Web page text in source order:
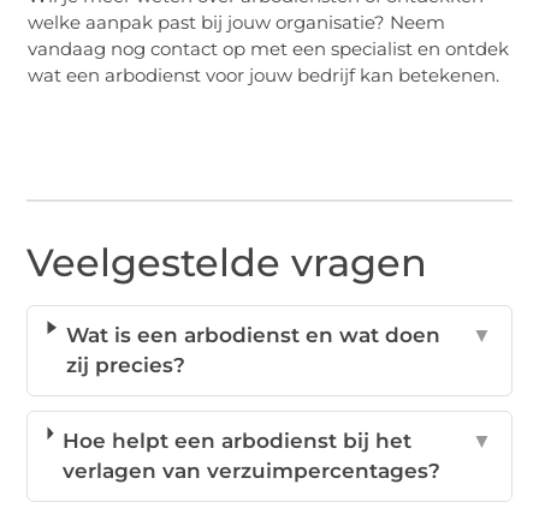
welke aanpak past bij jouw organisatie? Neem
vandaag nog contact op met een specialist en ontdek
wat een arbodienst voor jouw bedrijf kan betekenen.
Veelgestelde vragen
Wat is een arbodienst en wat doen
zij precies?
▼
Hoe helpt een arbodienst bij het
verlagen van verzuimpercentages?
▼